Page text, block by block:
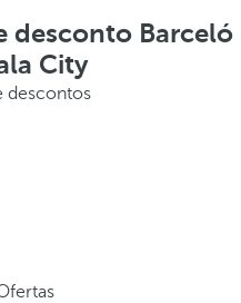
desconto Barceló
City
descontos